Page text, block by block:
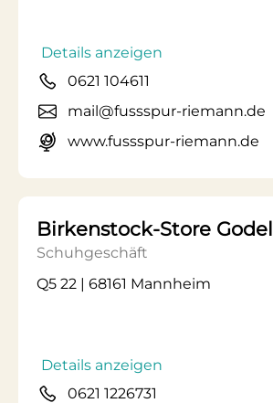
Details anzeigen
0621 104611
mail@fussspur-riemann.de
www.fussspur-riemann.de
Birkenstock-Store Godel
Schuhgeschäft
Q5 22 | 68161 Mannheim
Details anzeigen
0621 1226731